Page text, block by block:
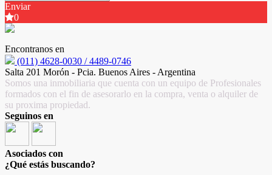
Enviar
0
Encontranos en
(011) 4628-0030 / 4489-0746
Salta 201 Morón - Pcia. Buenos Aires - Argentina
Somos una inmobiliaria que cuenta con un equipo de Profesionales
formados con el fin de asesorarlo en la compra, venta o alquiler de
su proxima propiedad.
Seguinos en
Asociados con
¿Qué estás buscando?